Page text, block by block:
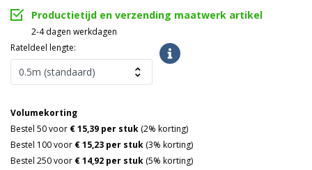
Productietijd en verzending maatwerk artikel
2-4 dagen werkdagen
Rateldeel lengte:
Volumekorting
Bestel 50 voor € 15,39 per stuk (2% korting)
Bestel 100 voor € 15,23 per stuk (3% korting)
Bestel 250 voor € 14,92 per stuk (5% korting)